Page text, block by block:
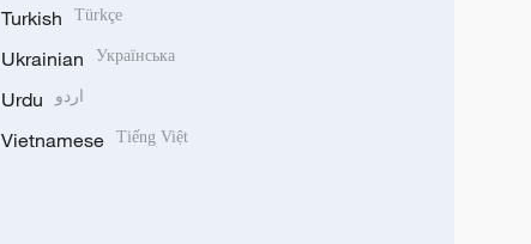
Turkish Türkçe
Ukrainian Українська
Urdu اردو
Vietnamese Tiếng Việt